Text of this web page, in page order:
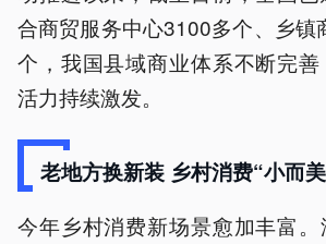
合商贸服务中心3100多个、乡镇
个，我国县域商业体系不断完
活力持续激发。
老地方换新装 乡村消费“小而
今年乡村消费新场景愈加丰富